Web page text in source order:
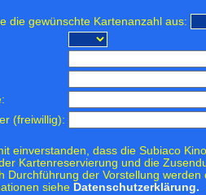
die gewünschte Kartenanzahl aus:
(freiwillig):
einverstanden, dass die Subiaco
Kartenreservierung und die
Durchführung der Vorstellung
siehe Datenschutzerklärung.